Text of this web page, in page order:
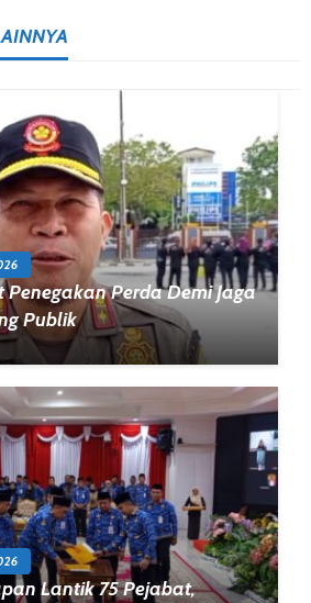
Perda Demi Jaga
Publik
Lantik 75 Pejabat,